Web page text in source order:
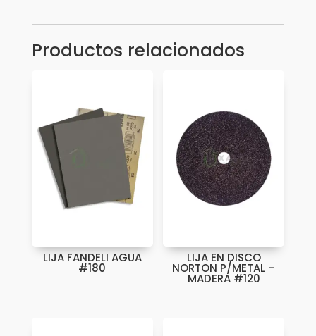
cantidad
Productos relacionados
LIJA FANDELI AGUA
#180
LIJA EN DISCO
NORTON P/METAL –
MADERA #120